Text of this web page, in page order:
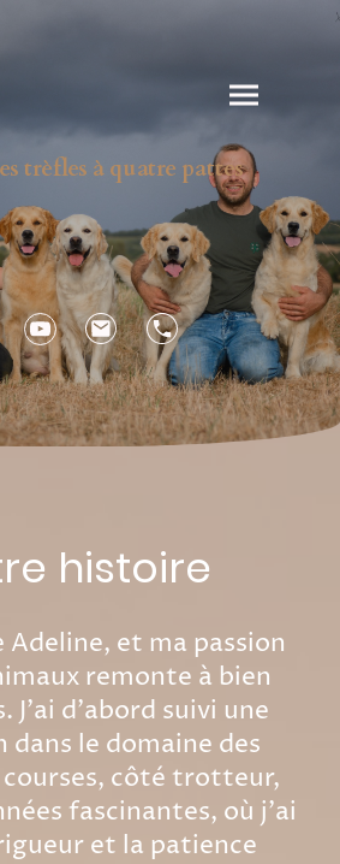
trèfles à quatre pattes
histoire
Adeline, et ma passion
remonte à bien
J'ai d'abord suivi une
le domaine des
courses, côté trotteur,
fascinantes, où j'ai
et la patience